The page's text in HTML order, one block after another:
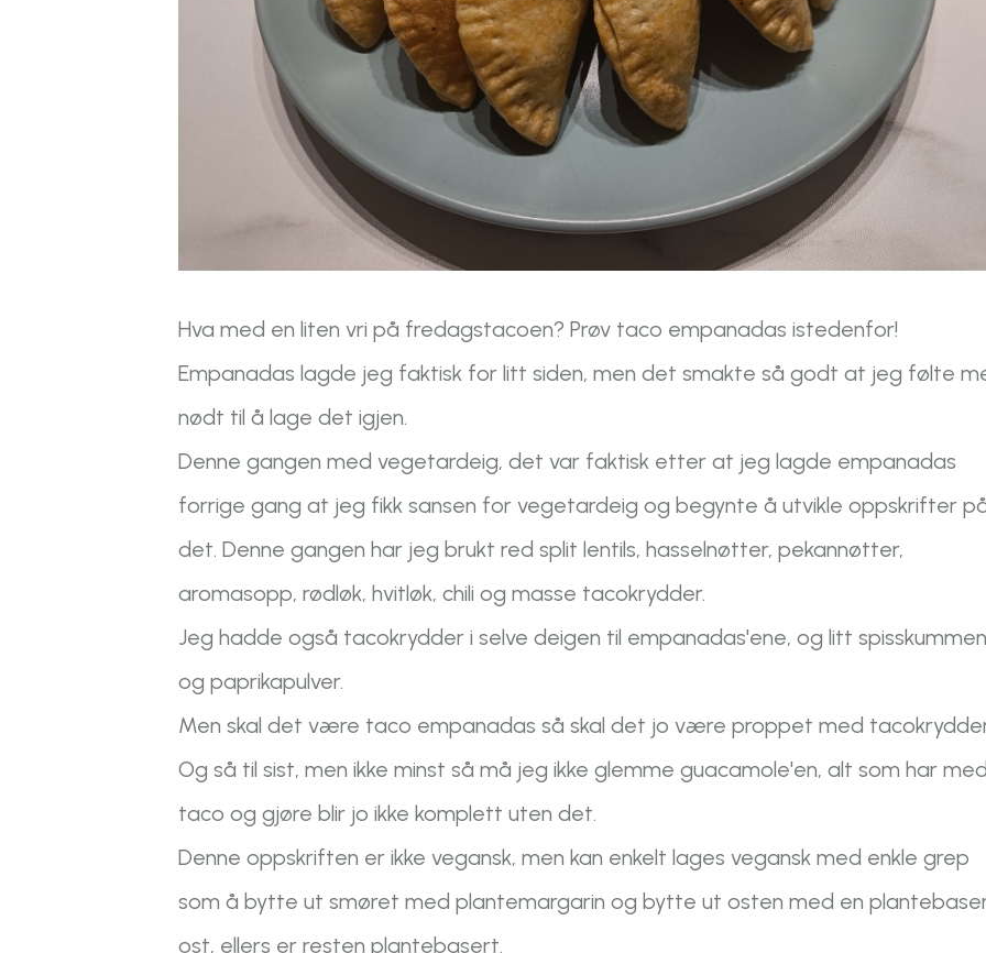
Hva med en liten vri på fredagstacoen? Prøv taco empanadas istedenfor!
Empanadas lagde jeg faktisk for litt siden, men det smakte så godt at jeg følte
nødt til å lage det igjen.
Denne gangen med vegetardeig, det var faktisk etter at jeg lagde empanadas
forrige gang at jeg fikk sansen for vegetardeig og begynte å utvikle oppskrifter
det. Denne gangen har jeg brukt red split lentils, hasselnøtter, pekannøtter,
aromasopp, rødløk, hvitløk, chili og masse tacokrydder.
Jeg hadde også tacokrydder i selve deigen til empanadas'ene, og litt spisskummen
og paprikapulver.
Men skal det være taco empanadas så skal det jo være proppet med
Og så til sist, men ikke minst så må jeg ikke glemme guacamole'en, alt som har med
taco og gjøre blir jo ikke komplett uten det.
Denne oppskriften er ikke vegansk, men kan enkelt lages vegansk med enkle grep
som å bytte ut smøret med plantemargarin og bytte ut osten med en
ost, ellers er resten plantebasert.